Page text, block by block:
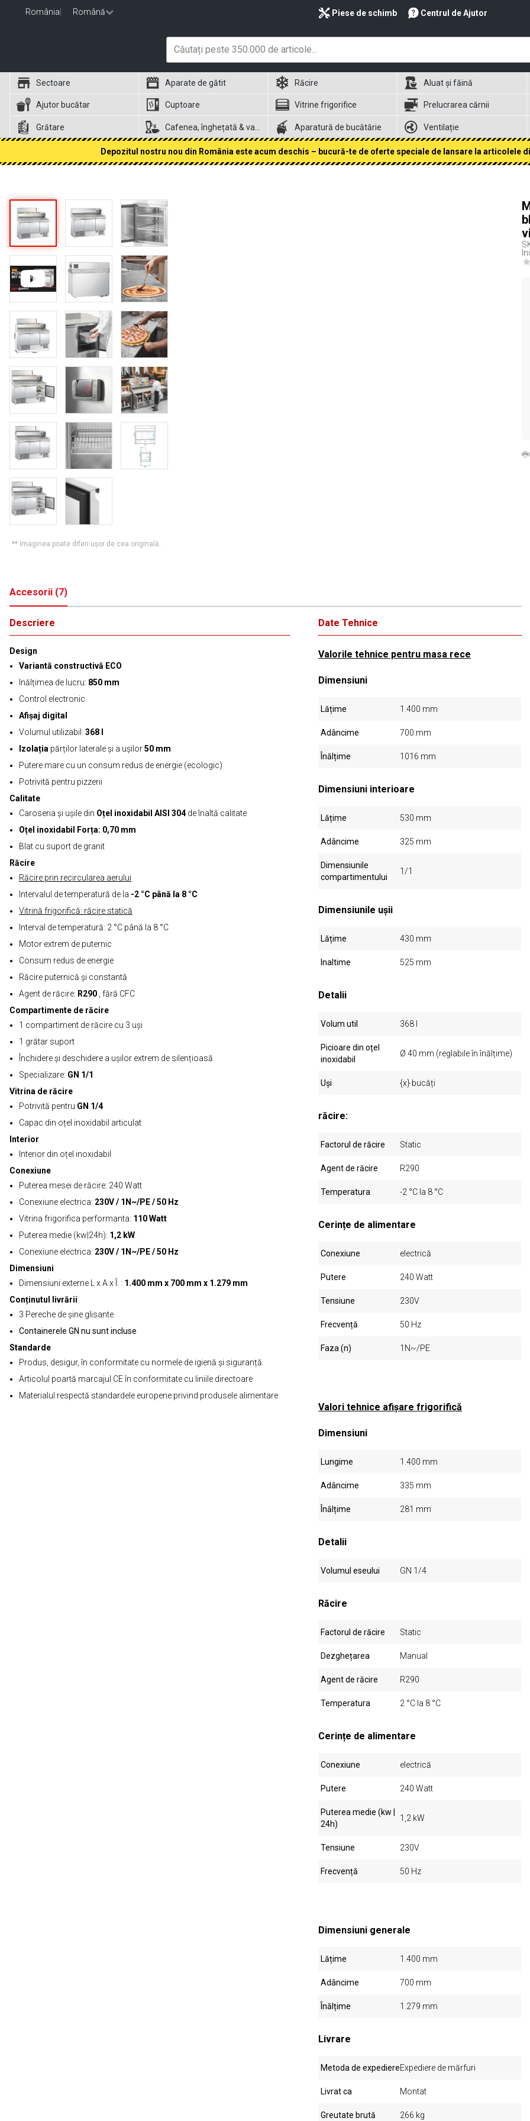
România Română Piese de schimb Centrul de Ajutor
Sectoare Aparate de gătit Răcire Aluat și făină
Ajutor bucătar Cuptoare Vitrine frigorifice Prelucrarea cărnii
Grătare Aparatură de bucătărie Ventilație
Depozitul nostru nou din România este acum deschis – bucură-te de oferte speciale de lansare la articolele
** Imaginea poate diferi ușor de cea originală.
Accesorii (7)
Descriere
Design
Variantă constructivă ECO
Inălțimea de lucru: 850 mm
Control electronic
Afișaj digital
Volumul utilizabil: 368 l
Izolația părților laterale și a ușilor50 mm
Putere mare cu un consum redus de energie (ecologic)
Potrivită pentru pizzerii
Calitate
Caroseria și ușile din Oțel inoxidabil AISI 304de înaltă calitate
Oțel inoxidabil Forța: 0,70 mm
Blat cu suport de granit
Răcire
Răcire prin recircularea aerului
Intervalul de temperatură de la -2 °C până la 8 °C
Vitrină frigorifică: răcire statică
Interval de temperatură: 2 °C până la 8 °C
Motor extrem de puternic
Consum redus de energie
Răcire puternică și constantă
Agent de răcire: R290 , fără CFC
Compartimente de răcire
1 compartiment de răcire cu 3 uși
1 grătar suport
Închidere și deschidere a ușilor extrem de silențioasă
Specializare: GN 1/1
Vitrina de răcire
Potrivită pentru GN 1/4
Capac din oțel inoxidabil articulat
Interior
Interior din oțel inoxidabil
Conexiune
Puterea mesei de răcire: 240 Watt
Conexiune electrica: 230V / 1N~/PE / 50 Hz
Vitrina frigorifica performanta: 110 Watt
Puterea medie (kw|24h): 1,2 kW
Conexiune electrica: 230V / 1N~/PE / 50 Hz
Dimensiuni
Dimensiuni externe L x A x Î: : 1.400 mm x 700 mm x 1.279 mm
Conținutul livrării
3 Pereche de șine glisante
Containerele GN nu sunt incluse
Standarde
Produs, desigur, în conformitate cu normele de igienă și siguranță.
Articolul poartă marcajul CE în conformitate cu liniile directoare
Materialul respectă standardele europene privind produsele alimentare
Date Tehnice
Valorile tehnice pentru masa rece
Dimensiuni
Lățime 1.400 mm
Adâncime 700 mm
Înălțime 1016 mm
Dimensiuni interioare
Lățime 530 mm
Adâncime 325 mm
Dimensiunile
compartimentului
1/1
Dimensiunile ușii
Lățime 430 mm
Inaltime 525 mm
Detalii
Volum util 368 l
Picioare din oțel
inoxidabil
Ø 40 mm (reglabile în înălțime)
Uși {x} bucăți
răcire:
Factorul de răcire Static
Agent de răcire R290
Temperatura -2 °C la 8 °C
Cerințe de alimentare
Conexiune electrică
Putere 240 Watt
Tensiune 230V
Frecvență 50 Hz
Faza (n) 1N~/PE
Valori tehnice afișare frigorifică
Dimensiuni
Lungime 1.400 mm
Adâncime 335 mm
Înălțime 281 mm
Detalii
Volumul eseului GN 1/4
Răcire
Factorul de răcire Static
Dezghețarea Manual
Agent de răcire R290
Temperatura 2 °C la 8 °C
Cerințe de alimentare
Conexiune electrică
Putere 240 Watt
Puterea medie (kw |
24h)
1,2 kW
Tensiune 230V
Frecvență 50 Hz
Dimensiuni generale
Lățime 1.400 mm
Adâncime 700 mm
Înălțime 1.279 mm
Livrare
Metoda de expediereExpediere de mărfuri
Livrat ca Montat
Greutate brută 266 kg